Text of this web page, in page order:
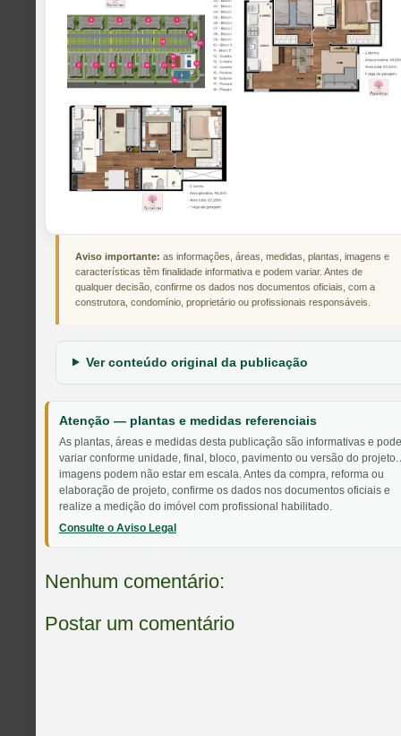
Aviso importante: as informações, áreas, medidas, plantas, imagens e
características têm finalidade informativa e podem variar. Antes de
qualquer decisão, confirme os dados nos documentos oficiais, com a
construtora, condomínio, proprietário ou profissionais responsáveis.
Ver conteúdo original da publicação
Atenção — plantas e medidas referenciais
As plantas, áreas e medidas desta publicação são informativas e
variar conforme unidade, final, bloco, pavimento ou versão do projeto.
imagens podem não estar em escala. Antes da compra, reforma ou
elaboração de projeto, confirme os dados nos documentos oficiais e
realize a medição do imóvel com profissional habilitado.
Consulte o Aviso Legal
Nenhum comentário:
Postar um comentário